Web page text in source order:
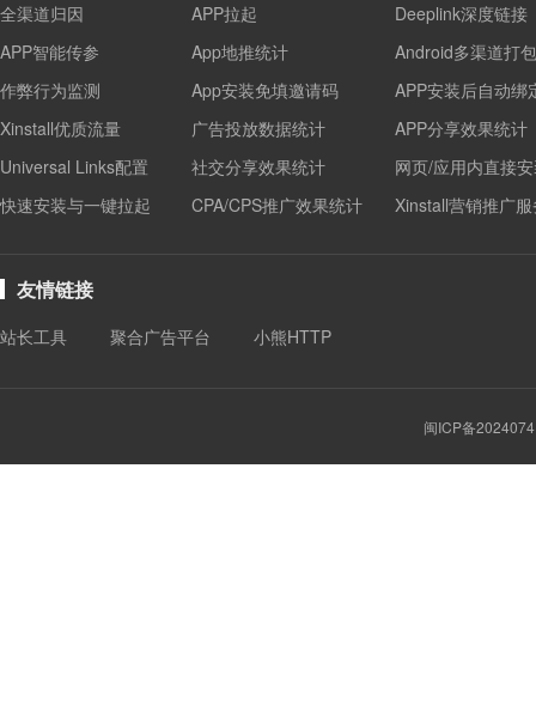
全渠道归因
APP智能传参
作弊行为监测
Xinstall优质流量
Universal Links配置
快速安装与一键拉起
APP拉起
Deeplink深度链接
App地推统计
Android多渠道打包
App安装免填邀请码
APP安装后自动绑
广告投放数据统计
APP分享效果统计
社交分享效果统计
网页/应用内直接
CPA/CPS推广效果统计
Xinstall营销推广
友情链接
站长工具 聚合广告平台 小熊HTTP
闽ICP备